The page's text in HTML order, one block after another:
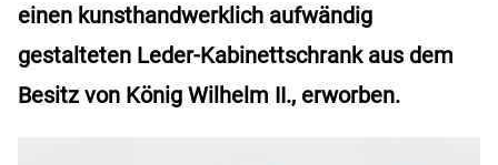
einen kunsthandwerklich aufwändig
gestalteten Leder-Kabinettschrank aus dem
Besitz von König Wilhelm II., erworben.